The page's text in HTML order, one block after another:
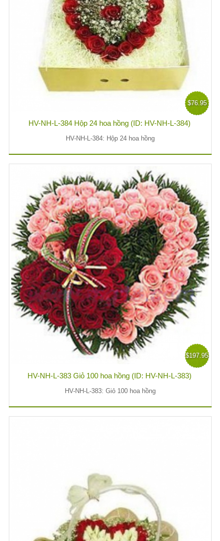
$76.95
HV-NH-L-384 Hộp 24 hoa hồng (ID: HV-NH-L-384)
HV-NH-L-384: Hộp 24 hoa hồng
$197.95
HV-NH-L-383 Giỏ 100 hoa hồng (ID: HV-NH-L-383)
HV-NH-L-383: Giỏ 100 hoa hồng